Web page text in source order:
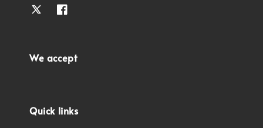
We accept
Quick links